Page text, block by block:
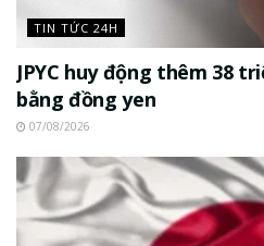
TIN TỨC 24H
JPYC huy động thêm 38
bằng đồng yen
07/08/2026